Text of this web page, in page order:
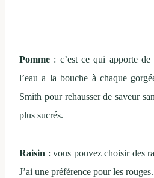
Pomme : c’est ce qui apporte
l’eau a la bouche à chaque
Smith pour rehausser de saveur
plus sucrés.
Raisin : vous pouvez choisir des
J’ai une préférence pour les rouges.